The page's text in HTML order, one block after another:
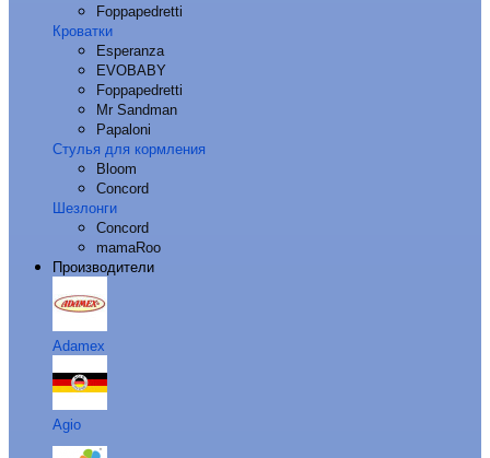
Foppapedretti
Кроватки
Esperanza
EVOBABY
Foppapedretti
Mr Sandman
Papaloni
Стулья для кормления
Bloom
Concord
Шезлонги
Concord
mamaRoo
Производители
Adamex
Agio